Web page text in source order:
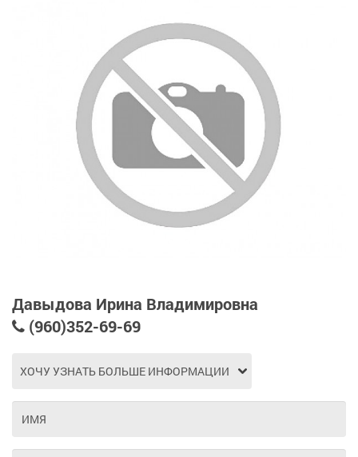
Давыдова Ирина Владимировна
(960)352-69-69